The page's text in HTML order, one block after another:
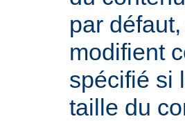
par
modifient
spécifié si
taille du